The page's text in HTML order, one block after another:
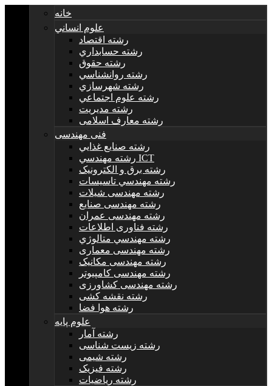
خانه
علوم انساني
رشته اقتصاد
رشته حسابداري
رشته حقوق
رشته روانشناسي
رشته شهرسازي
رشته علوم اجتماعي
رشته مديريت
رشته معارف اسلامی
فنی مهندسی
رشته صنايع غذايي
رشته مهندسي ICT
رشته برق و الکترونيک
رشته مهندسي تاسيسات
رشته مهندسی شیلات
رشته مهندسی صنایع
رشته مهندسی عمران
رشته فناوری اطلاعات
رشته مهندسي متالوژي
رشته مهندسی معماری
رشته مهندسی مکانیک
رشته مهندسی کامپیوتر
رشته مهندسی کشاورزی
رشته نقشه کشی
رشته هوا فضا
علوم پایه
رشته آمار
رشته زیست شناسی
رشته شیمی
رشته فیزیک
رشته ریاضیات